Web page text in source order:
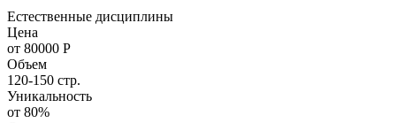
Естественные дисциплины
Цена
от 80000 Р
Объем
120-150 стр.
Уникальность
от 80%